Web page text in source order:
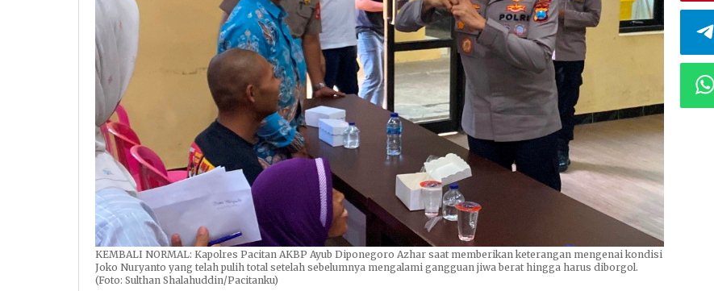
KEMBALI NORMAL: Kapolres Pacitan AKBP Ayub Diponegoro Azhar saat memberikan keterangan mengenai kondisi
Joko Nuryanto yang telah pulih total setelah sebelumnya mengalami gangguan jiwa berat hingga harus diborgol.
(Foto: Sulthan Shalahuddin/Pacitanku)